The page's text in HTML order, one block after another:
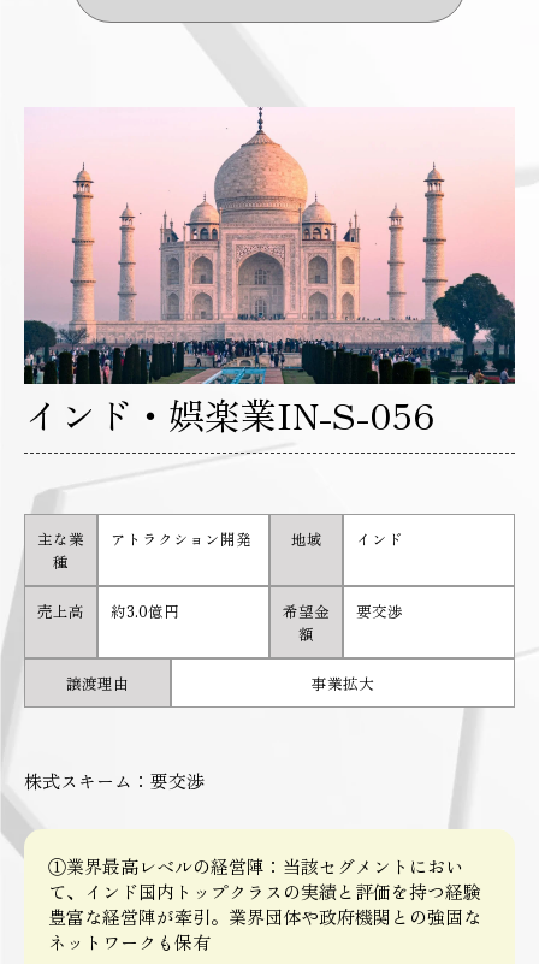
インド・娯楽業IN-S-056
主な業
種
アトラクション開発 地域 インド
売上高 約3.0億円
希望金
額
要交渉
譲渡理由 事業拡大
株式スキーム：要交渉
①業界最高レベルの経営陣：当該セグメントにおい
て、インド国内トップクラスの実績と評価を持つ経験
豊富な経営陣が牽引。業界団体や政府機関との強固な
ネットワークも保有